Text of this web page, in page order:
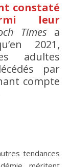
constaté
leur
Times a
2021,
adultes
par
compte
tendances